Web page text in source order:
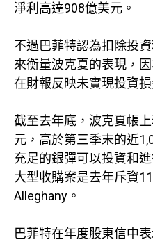
淨利高達908億美元。
不過巴菲特認為扣除投
來衡量波克夏的表現，
在財報反映未實現投資損
截至去年底，波克夏帳
元，高於第三季末的近
充足的銀彈可以投資和
大型收購案是去年斥資
Alleghany。
巴菲特在年度股東信中